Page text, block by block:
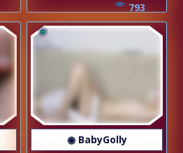
793
◉ BabyGolly